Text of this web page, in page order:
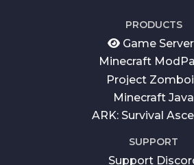
50% OFF $15.72 $7.86
The 1.12.2 Pack